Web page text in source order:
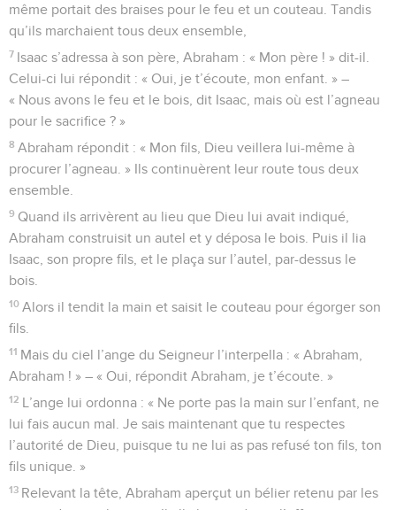
même portait des braises pour le feu et un couteau. Tandis
qu’ils marchaient tous deux ensemble,
7 Isaac s’adressa à son père, Abraham : « Mon père ! » dit-il.
Celui-ci lui répondit : « Oui, je t’écoute, mon enfant. » –
« Nous avons le feu et le bois, dit Isaac, mais où est l’agneau
pour le sacrifice ? »
8 Abraham répondit : « Mon fils, Dieu veillera lui-même à
procurer l’agneau. » Ils continuèrent leur route tous deux
ensemble.
9 Quand ils arrivèrent au lieu que Dieu lui avait indiqué,
Abraham construisit un autel et y déposa le bois. Puis il lia
Isaac, son propre fils, et le plaça sur l’autel, par-dessus le
bois.
10 Alors il tendit la main et saisit le couteau pour égorger son
fils.
11 Mais du ciel l’ange du Seigneur l’interpella : « Abraham,
Abraham ! » – « Oui, répondit Abraham, je t’écoute. »
12 L’ange lui ordonna : « Ne porte pas la main sur l’enfant, ne
lui fais aucun mal. Je sais maintenant que tu respectes
l’autorité de Dieu, puisque tu ne lui as pas refusé ton fils, ton
fils unique. »
13 Relevant la tête, Abraham aperçut un bélier retenu par les